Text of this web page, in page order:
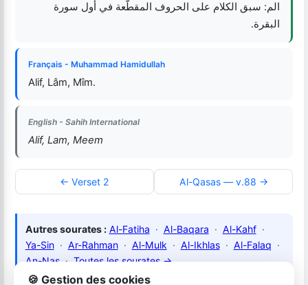
الم: سبق الكلام على الحروف المقطَّعة في أول سورة
البقرة.
Français - Muhammad Hamidullah
Alif, Lâm, Mîm.
English - Sahih International
Alif, Lam, Meem
← Verset 2 Al-Qasas — v.88 →
Autres sourates : Al-Fatiha · Al-Baqara · Al-Kahf·
Ya-Sin· Ar-Rahman· Al-Mulk · Al-Ikhlas· Al-Falaq ·
An-Nas·Toutes les sourates →
🍪 Gestion des cookies